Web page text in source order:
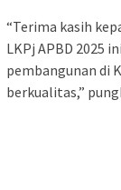
“Terima kasih
LKPj APBD 2025
pembangunan di
berkualitas,”